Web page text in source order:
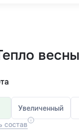
весны
Увеличенный
состав